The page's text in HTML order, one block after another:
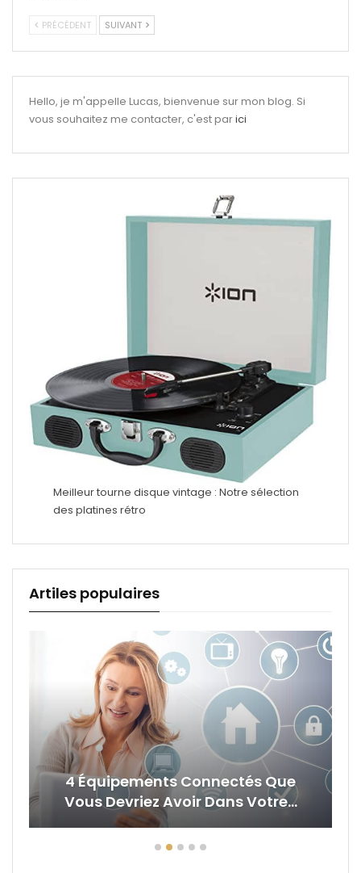
PRÉCÉDENT SUIVANT
Hello, je m'appelle Lucas, bienvenue sur mon blog. Si
vous souhaitez me contacter, c'est parici
Meilleur tourne disque vintage : Notre sélection
des platines rétro
Artiles populaires
4 Équipements Connectés Que
Vous Devriez Avoir Dans Votre…